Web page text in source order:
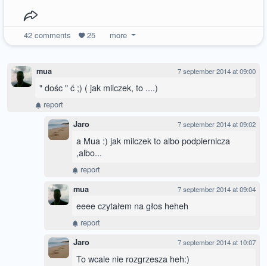
42comments 25 more
mua 7 september 2014 at 09:00
" dośc " ć ;) ( jak milczek, to ....)
report
Jaro 7 september 2014 at 09:02
a Mua :) jak milczek to albo podpiernicza
,albo...
report
mua 7 september 2014 at 09:04
eeee czytałem na głos heheh
report
Jaro 7 september 2014 at 10:07
To wcale nie rozgrzesza heh:)